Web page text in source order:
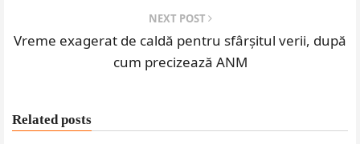
NEXT POST
Vreme exagerat de caldă pentru sfârșitul verii, după
cum precizează ANM
Related posts